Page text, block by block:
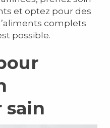
et optez pour des
complets
possible.
sain